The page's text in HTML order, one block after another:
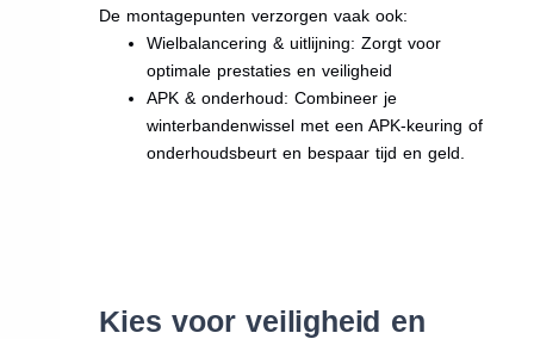
De montagepunten verzorgen vaak ook:
Wielbalancering & uitlijning: Zorgt voor
optimale prestaties en veiligheid
APK & onderhoud: Combineer je
winterbandenwissel met een APK-keuring of
onderhoudsbeurt en bespaar tijd en geld.
Kies voor veiligheid en